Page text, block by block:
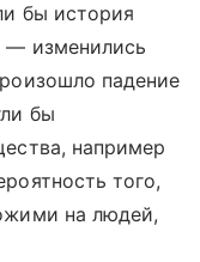
бы история
— изменились
падение
бы
например
того,
на людей,